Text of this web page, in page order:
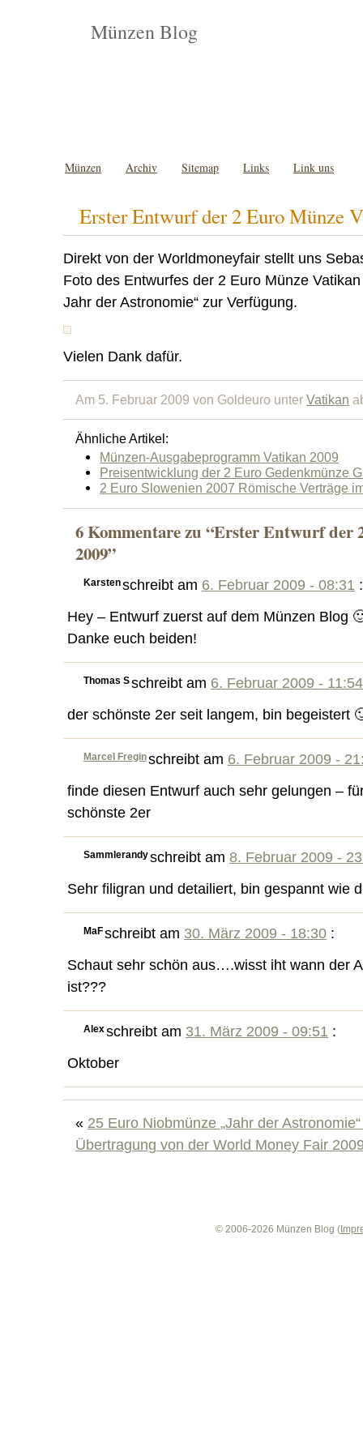
Münzen Blog
Münzen Archiv Sitemap Links Link uns
Erster Entwurf der 2 Euro Münze
Direkt von der Worldmoneyfair stellt uns
Foto des Entwurfes der 2 Euro Münze
Jahr der Astronomie“ zur Verfügung.
Vielen Dank dafür.
Am 5. Februar 2009 von Goldeuro unter Vatikan
Ähnliche Artikel:
Münzen-Ausgabeprogramm Vatikan 2009
Preisentwicklung der 2 Euro Gedenkmünze
2 Euro Slowenien 2007 Römische Verträge
6 Kommentare zu “Erster Entwurf der
2009”
Karstenschreibt am 6. Februar 2009 - 08:31 :
Hey – Entwurf zuerst auf dem Münzen Blog
Danke euch beiden!
Thomas Sschreibt am 6. Februar 2009 - 11:54
der schönste 2er seit langem, bin begeistert
Marcel Freginschreibt am 6. Februar 2009 -
finde diesen Entwurf auch sehr gelungen –
schönste 2er
Sammlerandyschreibt am 8. Februar 2009 -
Sehr filigran und detailiert, bin gespannt wie
MaFschreibt am 30. März 2009 - 18:30 :
Schaut sehr schön aus….wisst iht wann der
ist???
Alexschreibt am 31. März 2009 - 09:51 :
Oktober
« 25 Euro Niobmünze „Jahr der
Übertragung von der World Money Fair
© 2006-2026 Münzen Blog (